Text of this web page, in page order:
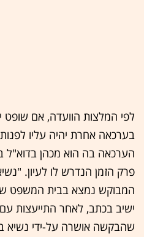
לפי המלצות הוועדה, אם שופט
בערכאה אחרת יהיה עליו
הערכאה בה הוא מכהן בדוא"ל
פרק הזמן הנדרש לו לעיון.
המבוקש נמצא בבית המשפט
ישיב בכתב, לאחר התייעצות
שהבקשה אושרה על-ידי נשיא